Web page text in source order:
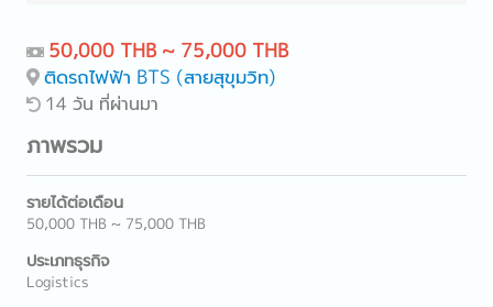
50,000 THB ~ 75,000 THB
ติดรถไฟฟ้า BTS (สายสุขุมวิท)
14 วัน ที่ผ่านมา
ภาพรวม
รายได้ต่อเดือน
50,000 THB ~ 75,000 THB
ประเภทธุรกิจ
Logistics